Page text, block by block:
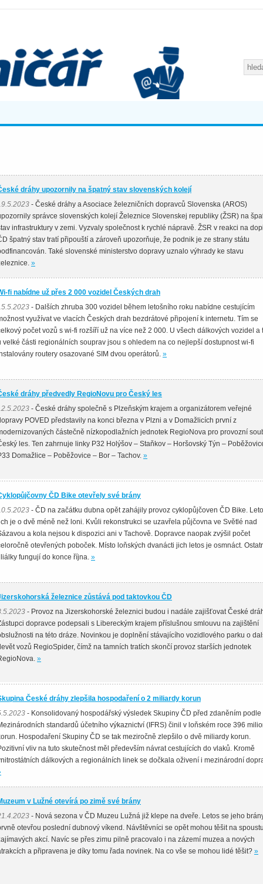
dráhy upozornily na špatný stav slovenských kolejí
- České dráhy a Asociace železničních dopravců Slovenska (AROS)
správce slovenských kolejí Železnice Slovenskej republiky (ŽSR) na
infrastruktury v zemi. Vyzvaly společnost k rychlé nápravě. ŽSR v reakci na
špatný stav tratí připouští a zároveň upozorňuje, že podnik je ze strany státu
Také slovenské ministerstvo dopravy uznalo výhrady ke stavu
»
fi nabídne už přes 2 000 vozidel Českých drah
- Dalších zhruba 300 vozidel během letošního roku nabídne cestujícím
využívat ve vlacích Českých drah bezdrátové připojení k internetu. Tím se
počet vozů s wi-fi rozšíří už na více než 2 000. U všech dálkových vozidel a
velké části regionálních souprav jsou s ohledem na co nejlepší dostupnost wi-fi
routery osazované SIM dvou operátorů. »
dráhy předvedly RegioNovu pro Český les
- České dráhy společně s Plzeňským krajem a organizátorem veřejné
POVED představily na konci března v Plzni a v Domažlicích první z
částečně nízkopodlažních jednotek RegioNova pro provozní
les. Ten zahrnuje linky P32 Holýšov – Staňkov – Horšovský Týn –
Domažlice – Poběžovice – Bor – Tachov. »
ČD Bike otevřely své brány
- ČD na začátku dubna opět zahájily provoz cyklopůjčoven ČD Bike.
je o dvě méně než loni. Kvůli rekonstrukci se uzavřela půjčovna ve Světlé nad
a kola nejsou k dispozici ani v Tachově. Dopravce naopak zvýšil počet
otevřených poboček. Místo loňských dvanácti jich letos je osmnáct.
fungují do konce října. »
železnice zůstává pod taktovkou ČD
- Provoz na Jizerskohorské železnici budou i nadále zajišťovat České
dopravce podepsali s Libereckým krajem příslušnou smlouvu na zajištění
na této dráze. Novinkou je doplnění stávajícího vozidlového parku o
vozů RegioSpider, čímž na tamních tratích skončí provoz starších jednotek
»
České dráhy zlepšila hospodaření o 2 miliardy korun
- Konsolidovaný hospodářský výsledek Skupiny ČD před zdaněním podle
standardů účetního výkaznictví (IFRS) činil v loňském roce 396
Hospodaření Skupiny ČD se tak meziročně zlepšilo o dvě miliardy korun.
vliv na tuto skutečnost měl především návrat cestujících do vlaků. Kromě
dálkových a regionálních linek se dočkala oživení i mezinárodní
v Lužné otevírá po zimě své brány
- Nová sezona v ČD Muzeu Lužná již klepe na dveře. Letos se jeho
otevřou poslední dubnový víkend. Návštěvníci se opět mohou těšit na spoustu
akcí. Navíc se přes zimu pilně pracovalo i na zázemí muzea a nových
a připravena je díky tomu řada novinek. Na co vše se mohou lidé těšit? »